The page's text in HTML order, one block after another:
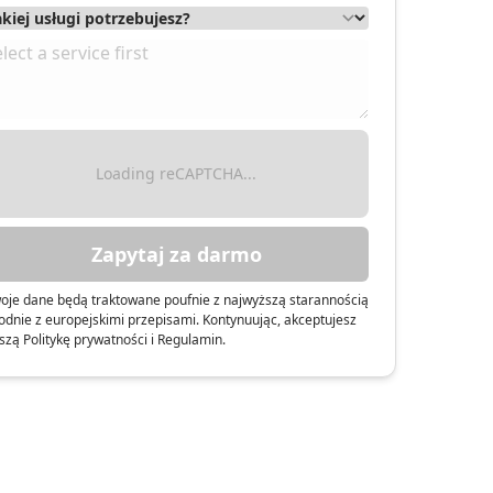
Loading reCAPTCHA...
Zapytaj za darmo
dane będą traktowane poufnie z najwyższą starannością
z europejskimi przepisami. Kontynuując, akceptujesz
Politykę prywatności i Regulamin.